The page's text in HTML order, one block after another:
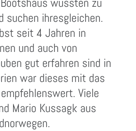
suchen ihresgleichen.
seit 4 Jahren in
und auch von
gut erfahren sind in
war dieses mit das
Viele
Mario Kussagk aus